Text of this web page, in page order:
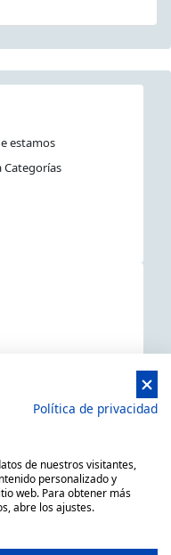
estamos
Categorías
de Llobregat,
Política de privacidad
de nuestros visitantes,
personalizado y
web. Para obtener más
abre los ajustes.